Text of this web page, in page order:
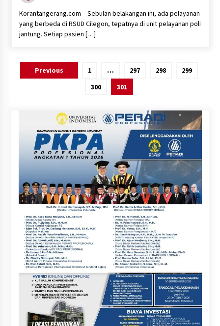
Korantangerang.com – Sebulan belakangan ini, ada pelayanan
yang berbeda di RSUD Cilegon, tepatnya di unit pelayanan poli
jantung. Setiap pasien […]
Paginasi
Previous 1 … 297 298
299
300
301